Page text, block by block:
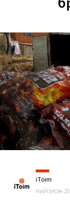
iToim
Нийтэлсэн